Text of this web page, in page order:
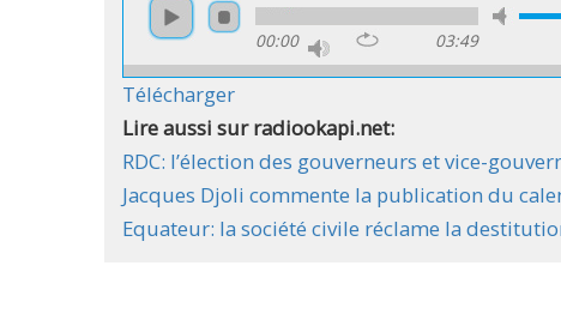
00:00 03:49
Télécharger
Lire aussi sur radiookapi.net:
RDC: l’élection des gouverneurs et vice-
Jacques Djoli commente la publication du
Equateur: la société civile réclame la